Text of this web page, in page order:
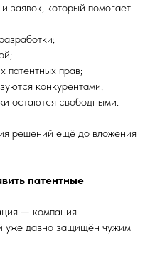
заявок, который помогает
патентных прав;
конкурентами;
остаются свободными.
решений ещё до вложения
патентные
— компания
уже давно защищён чужим